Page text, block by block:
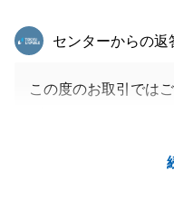
東急リバブル
センターからの返
この度のお取引では
ることが出来ました。
今後も不動産に関す